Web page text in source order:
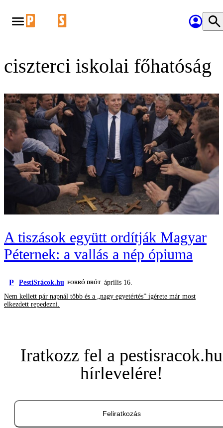
ciszterci iskolai főhatóság
A tiszások együtt ordítják Magyar
Péternek: a vallás a nép ópiuma
P PestiSrácok.hu FORRÓ DRÓT április 16.
Nem kellett pár napnál több és a „nagy egyetértés” ígérete már most
elkezdett repedezni.
Iratkozz fel a pestisracok.hu
hírlevelére!
Feliratkozás